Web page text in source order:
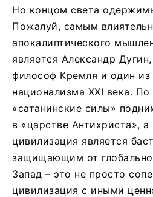
Но концом света
Пожалуй, самым
апокалиптического
является Александр
философ Кремля и один из
национализма XXI века.
«сатанинские силы»
в «царстве Антихриста», а
цивилизация является
защищающим от
Запад – это не просто
цивилизация с иными